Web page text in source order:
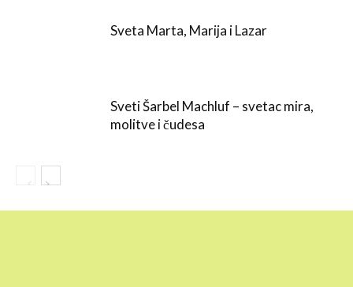
Sveta Marta, Marija i Lazar
Sveti Šarbel Machluf – svetac mira,
molitve i čudesa